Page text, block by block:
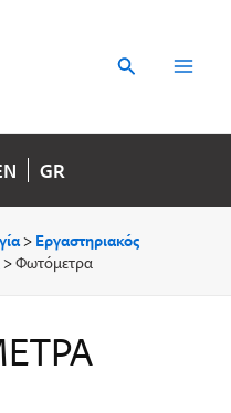
Αναζήτηση
GR
> Εργαστηριακός
>Φωτόμετρα